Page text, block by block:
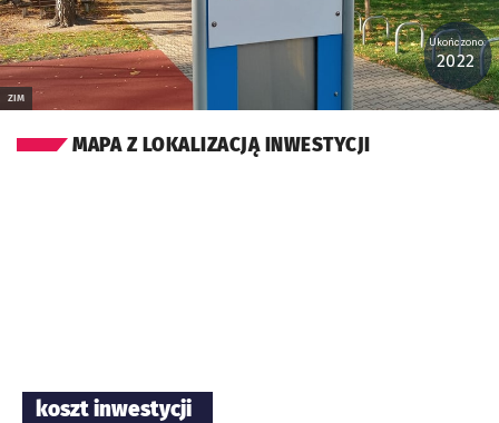
ZIM
Ukończono:
2022
MAPA Z LOKALIZACJĄ INWESTYCJI
koszt inwestycji